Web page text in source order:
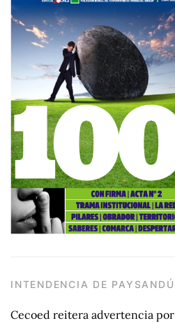
INTENDENCIA DE PAYSANDÚ
Cecoed reitera advertencia por